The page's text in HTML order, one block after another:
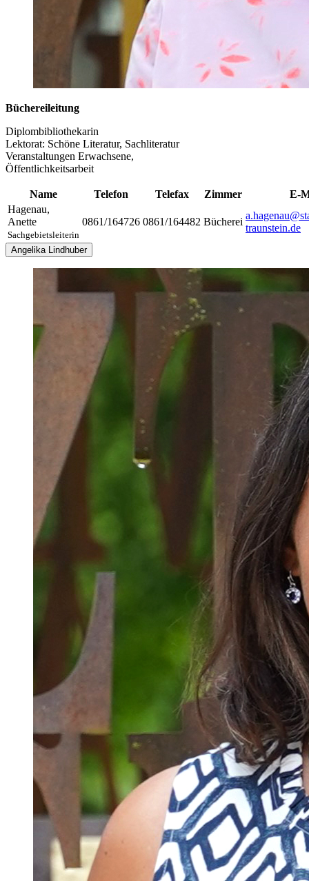
Büchereileitung
Diplombibliothekarin
Lektorat: Schöne Literatur, Sachliteratur
Veranstaltungen Erwachsene,
Öffentlichkeitsarbeit
Name Telefon Telefax Zimmer
E-
Hagenau,
Anette
Sachgebietsleiterin
0861/164726 0861/164482 Bücherei
traunstein.de
Angelika Lindhuber